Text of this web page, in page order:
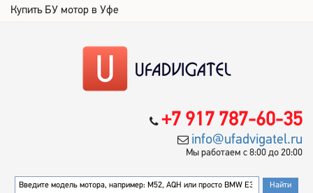
Купить БУ мотор в Уфе
+7 917 787-60-35
info@ufadvigatel.ru
Мы работаем с 8:00 до 20:00